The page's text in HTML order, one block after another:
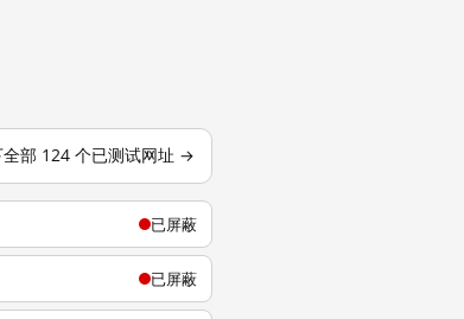
部 124 个已测试网址 →
已屏蔽
已屏蔽